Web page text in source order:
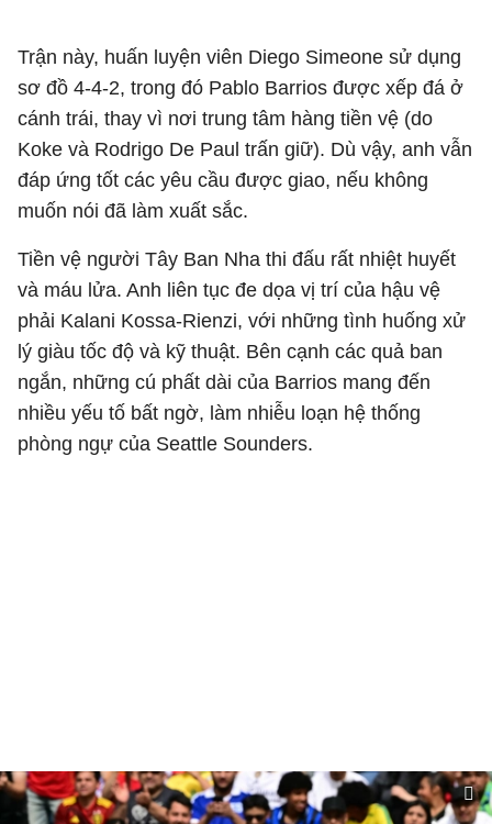
Trận này, huấn luyện viên Diego Simeone sử dụng
sơ đồ 4-4-2, trong đó Pablo Barrios được xếp đá ở
cánh trái, thay vì nơi trung tâm hàng tiền vệ (do
Koke và Rodrigo De Paul trấn giữ). Dù vậy, anh vẫn
đáp ứng tốt các yêu cầu được giao, nếu không
muốn nói đã làm xuất sắc.
Tiền vệ người Tây Ban Nha thi đấu rất nhiệt huyết
và máu lửa. Anh liên tục đe dọa vị trí của hậu vệ
phải Kalani Kossa-Rienzi, với những tình huống xử
lý giàu tốc độ và kỹ thuật. Bên cạnh các quả ban
ngắn, những cú phất dài của Barrios mang đến
nhiều yếu tố bất ngờ, làm nhiễu loạn hệ thống
phòng ngự của Seattle Sounders.